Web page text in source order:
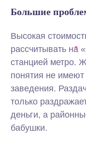
Большие
Высокая
рассчитывать на
станцией метро.
понятия не
заведения.
только
деньги, а
бабушки.